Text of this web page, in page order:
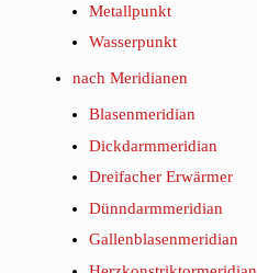
Metallpunkt
Wasserpunkt
nach Meridianen
Blasenmeridian
Dickdarmmeridian
Dreifacher Erwärmer
Dünndarmmeridian
Gallenblasenmeridian